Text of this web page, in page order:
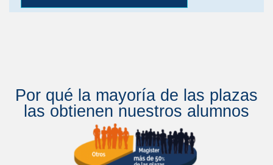
Por qué la mayoría de las plazas
las obtienen nuestros alumnos